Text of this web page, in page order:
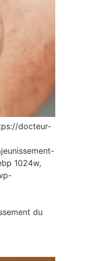
docteur-
1024w,
du